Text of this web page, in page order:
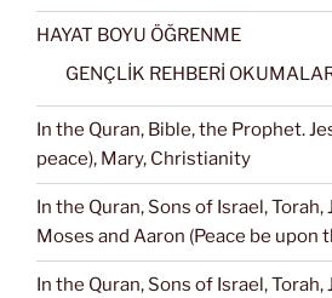
HAYAT BOYU ÖĞRENME
GENÇLİK REHBERİ
In the Quran, Bible, the Prophet.
peace), Mary, Christianity
In the Quran, Sons of Israel,
Moses and Aaron (Peace be upon
In the Quran, Sons of Israel,